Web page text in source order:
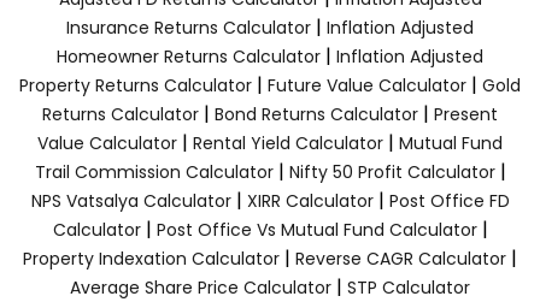
Insurance Returns Calculator | Inflation Adjusted
Homeowner Returns Calculator | Inflation Adjusted
Property Returns Calculator | Future Value Calculator | Gold
Returns Calculator | Bond Returns Calculator | Present
Value Calculator | Rental Yield Calculator | Mutual Fund
Trail Commission Calculator| Nifty 50 Profit Calculator|
NPS Vatsalya Calculator| XIRR Calculator| Post Office FD
Calculator| Post Office Vs Mutual Fund Calculator|
Property Indexation Calculator | Reverse CAGR Calculator |
Average Share Price Calculator | STP Calculator